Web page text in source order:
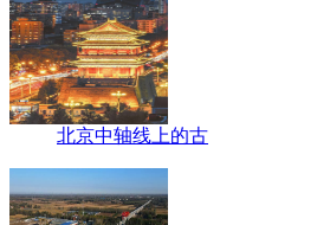
北京中轴线上的古